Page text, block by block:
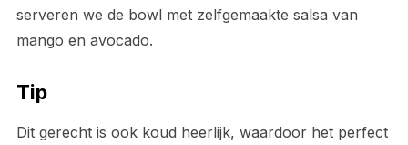
serveren we de bowl met zelfgemaakte salsa van
mango en avocado.
Tip
Dit gerecht is ook koud heerlijk, waardoor het perfect